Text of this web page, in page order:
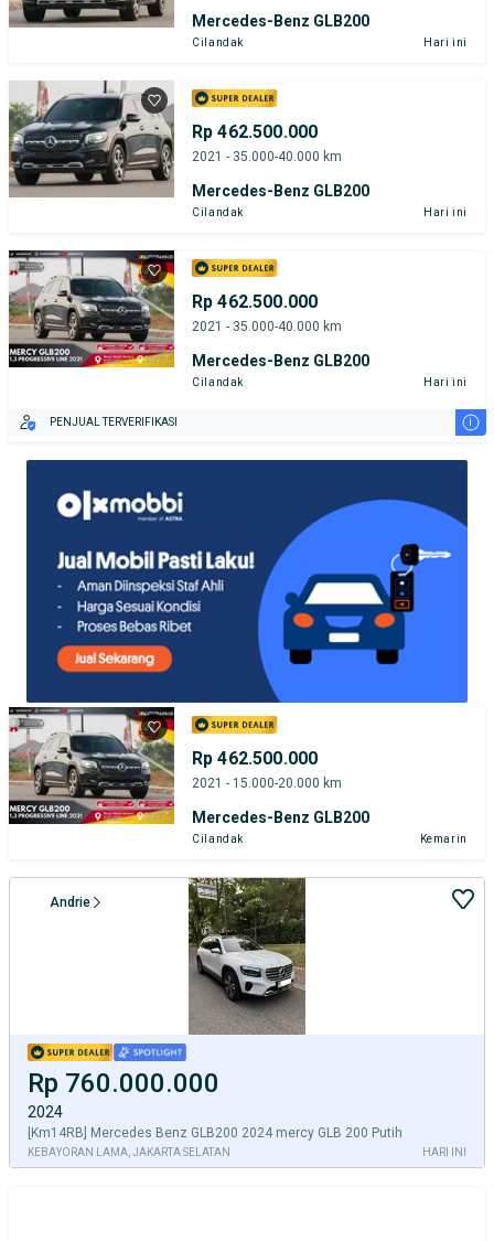
Mercedes-Benz GLB200
Cilandak Hari ini
Rp 462.500.000
2021 - 35.000-40.000 km
Mercedes-Benz GLB200
Cilandak Hari ini
Rp 462.500.000
2021 - 35.000-40.000 km
Mercedes-Benz GLB200
Cilandak Hari ini
PENJUAL TERVERIFIKASI i
Rp 462.500.000
2021 - 15.000-20.000 km
Mercedes-Benz GLB200
Cilandak Kemarin
Rp 760.000.000
2024
[Km14RB] Mercedes Benz GLB200 2024 mercy GLB 200 Putih
KEBAYORAN LAMA, JAKARTA SELATAN HARI INI
Andrie